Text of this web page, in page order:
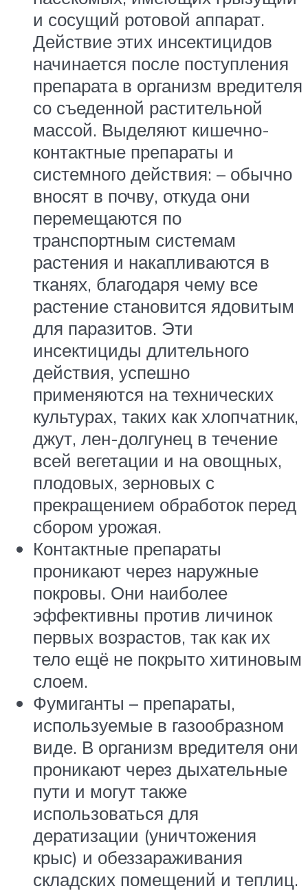
и сосущий ротовой аппарат.
Действие этих инсектицидов
начинается после поступления
препарата в организм вредителя
со съеденной растительной
массой. Выделяют кишечно-
контактные препараты и
системного действия: – обычно
вносят в почву, откуда они
перемещаются по
транспортным системам
растения и накапливаются в
тканях, благодаря чему все
растение становится ядовитым
для паразитов. Эти
инсектициды длительного
действия, успешно
применяются на технических
культурах, таких как хлопчатник,
джут, лен-долгунец в течение
всей вегетации и на овощных,
плодовых, зерновых с
прекращением обработок перед
сбором урожая.
Контактные препараты
проникают через наружные
покровы. Они наиболее
эффективны против личинок
первых возрастов, так как их
тело ещё не покрыто хитиновым
слоем.
Фумиганты – препараты,
используемые в газообразном
виде. В организм вредителя они
проникают через дыхательные
пути и могут также
использоваться для
дератизации (уничтожения
крыс) и обеззараживания
складских помещений и теплиц.